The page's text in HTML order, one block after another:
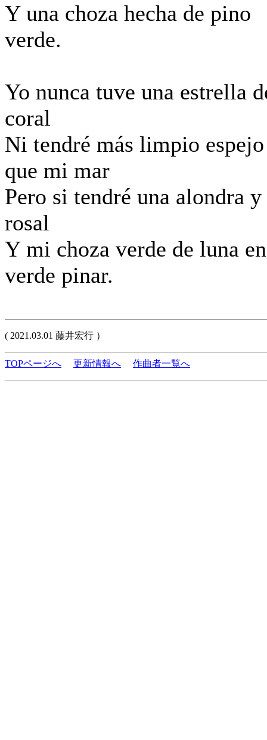
Y una choza hecha de pino
verde.
Yo nunca tuve una estrella
coral
Ni tendré más limpio espejo
que mi mar
Pero si tendré una alondra y
rosal
Y mi choza verde de luna
verde pinar.
( 2021.03.01 藤井宏行 ）
TOPページへ 更新情報へ 作曲者一覧へ